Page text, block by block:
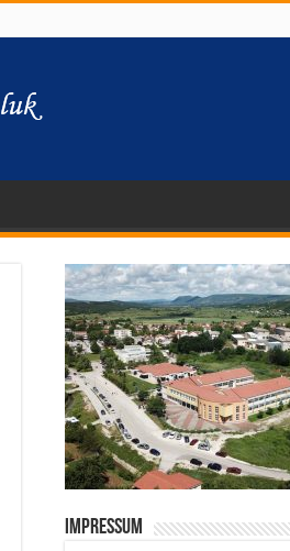
Impressum